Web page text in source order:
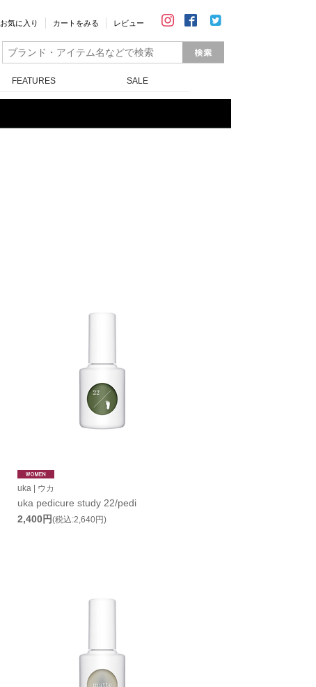
お気に入り カートをみる レビュー
FEATURES SALE
uka | ウカ
uka pedicure study 22/pedi
2,400円(税込:2,640円)